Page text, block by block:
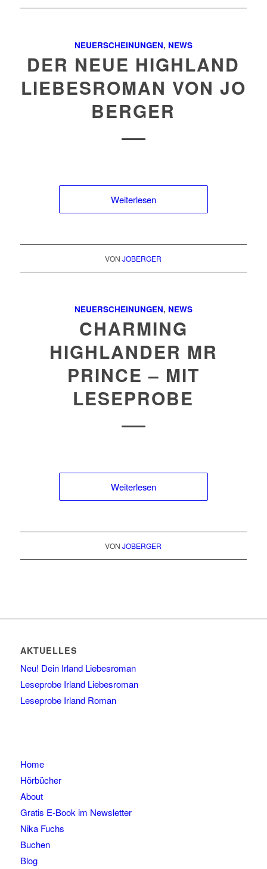
NEUERSCHEINUNGEN, NEWS
DER NEUE HIGHLAND
LIEBESROMAN VON JO
BERGER
Weiterlesen
VONJOBERGER
NEUERSCHEINUNGEN, NEWS
CHARMING
HIGHLANDER MR
PRINCE – MIT
LESEPROBE
Weiterlesen
VONJOBERGER
AKTUELLES
Neu! Dein Irland Liebesroman
Leseprobe Irland Liebesroman
Leseprobe Irland Roman
Home
Hörbücher
About
Gratis E-Book im Newsletter
Nika Fuchs
Buchen
Blog